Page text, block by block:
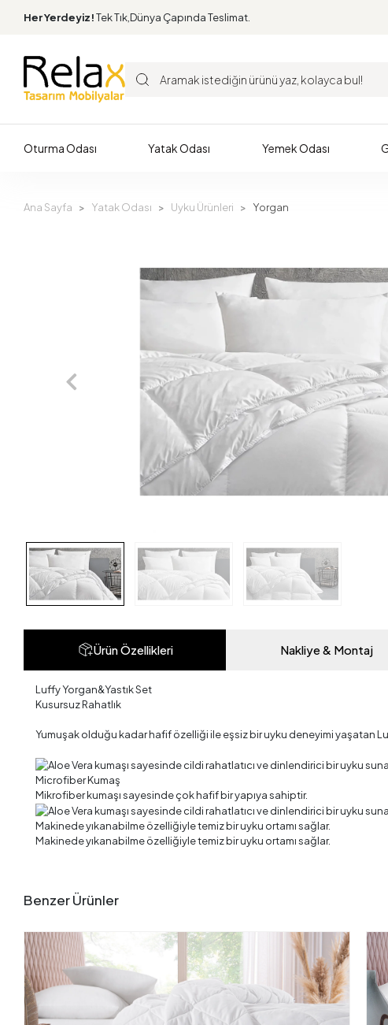
Her Yerdeyiz!Tek Tık,Dünya Çapında Teslimat.
Oturma Odası Yatak Odası Yemek Odası
Ana Sayfa Yatak Odası Uyku Ürünleri Yorgan
Ürün Özellikleri Nakliye & Montaj
Luffy Yorgan&Yastık Set
Kusursuz Rahatlık
Yumuşak olduğu kadar hafif özelliği ile eşsiz bir uyku deneyimi yaşatan
Microfiber Kumaş
Mikrofiber kumaşı sayesinde çok hafif bir yapıya sahiptir.
Makinede yıkanabilme özelliğiyle temiz bir uyku ortamı sağlar.
Makinede yıkanabilme özelliğiyle temiz bir uyku ortamı sağlar.
Benzer Ürünler